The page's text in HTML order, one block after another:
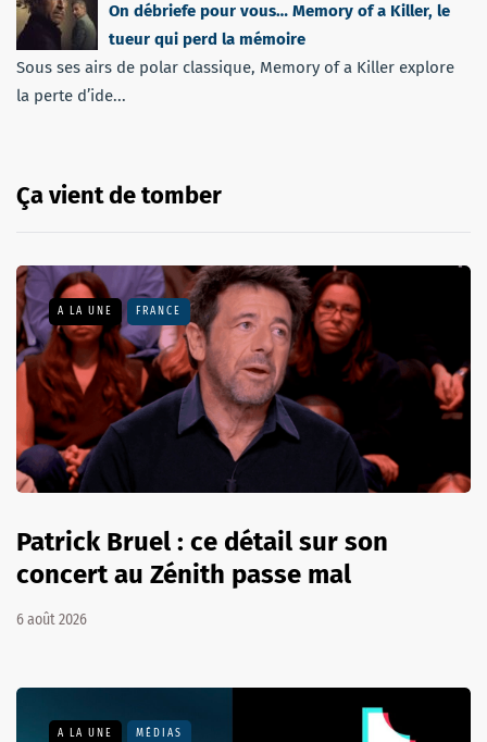
On débriefe pour vous… Memory of a Killer, le
tueur qui perd la mémoire
Sous ses airs de polar classique, Memory of a Killer explore
la perte d’ide...
Ça vient de tomber
A LA UNE FRANCE
Patrick Bruel : ce détail sur son
concert au Zénith passe mal
6 août 2026
A LA UNE MÉDIAS